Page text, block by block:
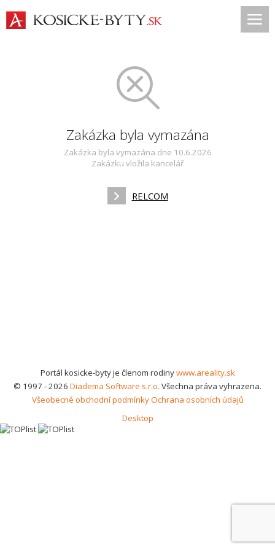
Zakázka byla vymazána
Zakázka byla vymazána dne 10.6.2026
Zakázku vložila kancelář
RELCOM
Portál kosicke-byty je členom rodinywww.areality.sk
© 1997 - 2026 Diadema Software s.r.o. Všechna práva vyhrazena.
Všeobecné obchodní podmínkyOchrana osobních údajů
Desktop